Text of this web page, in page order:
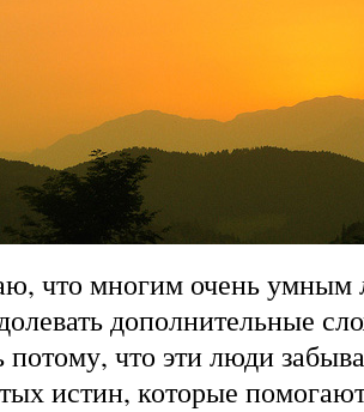
что многим очень умным
дополнительные
что эти люди
истин, которые